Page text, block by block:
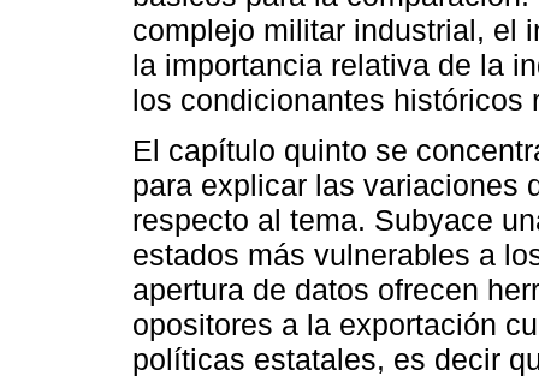
complejo militar industrial, el
la importancia relativa de la
los condicionantes históricos
El capítulo quinto se
para explicar las variaciones
respecto al tema. Subyace
estados más vulnerables a
apertura de datos ofrecen
opositores a la exportación
políticas estatales, es decir